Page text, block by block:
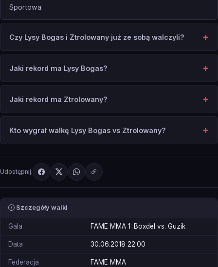
Sportowa.
Czy Lysy Bogas i Ztrolowany już ze sobą walczyli?
Jaki rekord ma Lysy Bogas?
Jaki rekord ma Ztrolowany?
Kto wygrał walkę Lysy Bogas vs Ztrolowany?
Udostępnij:
Szczegóły walki
Gala FAME MMA 1: Boxdel vs. Guzik
Data 30.06.2018 22:00
Federacja FAME MMA